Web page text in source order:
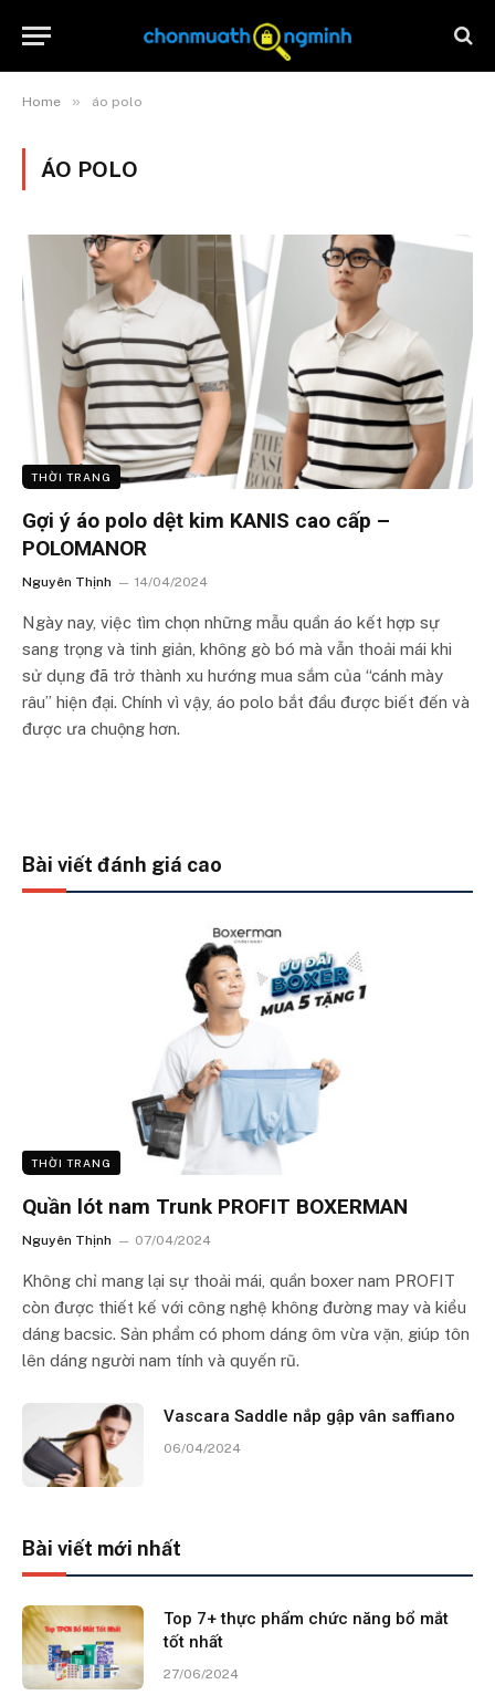
Home » áo polo
ÁO POLO
THỜI TRANG
Gợi ý áo polo dệt kim KANIS cao cấp –
POLOMANOR
Nguyên Thịnh 14/04/2024
Ngày nay, việc tìm chọn những mẫu quần áo kết hợp sự
sang trọng và tinh giản, không gò bó mà vẫn thoải mái khi
sử dụng đã trở thành xu hướng mua sắm của “cánh mày
râu” hiện đại. Chính vì vậy, áo polo bắt đầu được biết đến và
được ưa chuộng hơn.
Bài viết đánh giá cao
THỜI TRANG
Quần lót nam Trunk PROFIT BOXERMAN
Nguyên Thịnh 07/04/2024
Không chỉ mang lại sự thoải mái, quần boxer nam PROFIT
còn được thiết kế với công nghệ không đường may và kiểu
dáng bacsic. Sản phẩm có phom dáng ôm vừa vặn, giúp tôn
lên dáng người nam tính và quyến rũ.
Vascara Saddle nắp gập vân saffiano
06/04/2024
Bài viết mới nhất
Top 7+ thực phẩm chức năng bổ mắt
tốt nhất
27/06/2024